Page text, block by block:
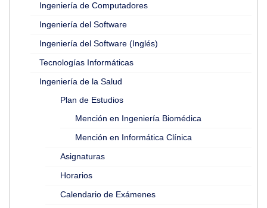
Ingeniería de Computadores
Ingeniería del Software
Ingeniería del Software (Inglés)
Tecnologías Informáticas
Ingeniería de la Salud
Plan de Estudios
Mención en Ingeniería Biomédica
Mención en Informática Clínica
Asignaturas
Horarios
Calendario de Exámenes